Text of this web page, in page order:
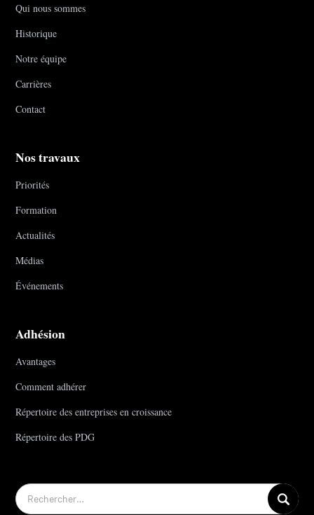
Qui nous sommes
Historique
Notre équipe
Carrières
Contact
Nos travaux
Priorités
Formation
Actualités
Médias
Événements
Adhésion
Avantages
Comment adhérer
Répertoire des entreprises en croissance
Répertoire des PDG